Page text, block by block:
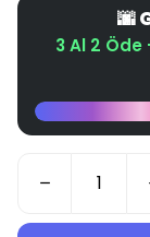
🌆
3 Al 2